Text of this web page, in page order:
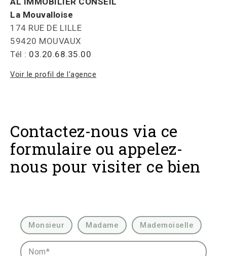
La Mouvalloise
174 RUE DE LILLE
59420 MOUVAUX
Tél : 03.20.68.35.00
Voir le profil de l'agence
Contactez-nous via ce
formulaire ou appelez-
nous pour visiter ce bien
Civilité :
Monsieur Madame Mademoiselle
Nom* :